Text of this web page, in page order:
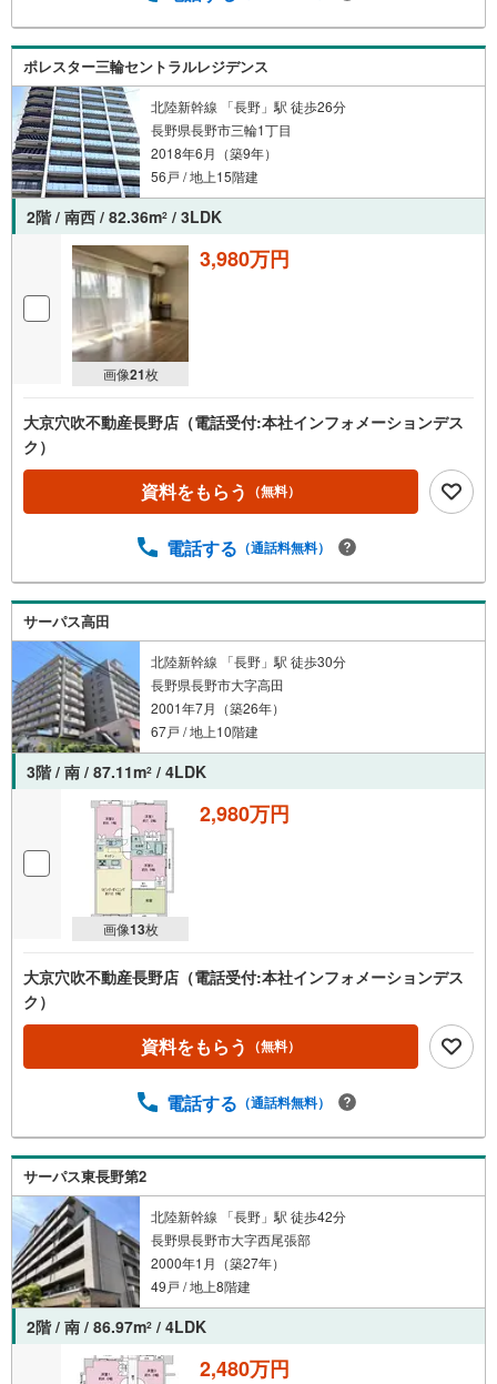
ポレスター三輪セントラルレジデンス
北陸新幹線 「長野」駅 徒歩26分
長野県長野市三輪1丁目
2018年6月（築9年）
56戸 / 地上15階建
2階 / 南西 / 82.36m2 / 3LDK
画像21枚
3,980万円
大京穴吹不動産長野店（電話受付:本社インフォメーションデス
ク）
資料をもらう （無料）
電話する （通話料無料）
サーパス高田
北陸新幹線 「長野」駅 徒歩30分
長野県長野市大字高田
2001年7月（築26年）
67戸 / 地上10階建
3階 / 南 / 87.11m2 / 4LDK
画像13枚
2,980万円
大京穴吹不動産長野店（電話受付:本社インフォメーションデス
ク）
資料をもらう （無料）
電話する （通話料無料）
サーパス東長野第2
北陸新幹線 「長野」駅 徒歩42分
長野県長野市大字西尾張部
2000年1月（築27年）
49戸 / 地上8階建
2階 / 南 / 86.97m2 / 4LDK
2,480万円